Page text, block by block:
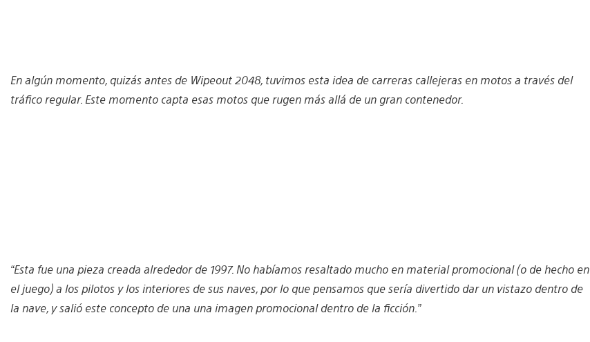
En algún momento, quizás antes de Wipeout 2048, tuvimos esta idea de carreras callejeras en motos a través del
tráfico regular. Este momento capta esas motos que rugen más allá de un gran contenedor.
“Esta fue una pieza creada alrededor de 1997. No habíamos resaltado mucho en material promocional (o de hecho en
el juego) a los pilotos y los interiores de sus naves, por lo que pensamos que sería divertido dar un vistazo dentro de
la nave, y salió este concepto de una una imagen promocional dentro de la ficción.”